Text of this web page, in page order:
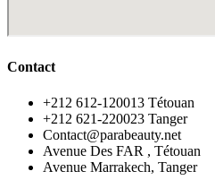
Contact
‪+212 612-120013 Tétouan
‪+212 621-220023 Tanger
Contact@parabeauty.net
Avenue Des FAR , Tétouan
Avenue Marrakech, Tanger